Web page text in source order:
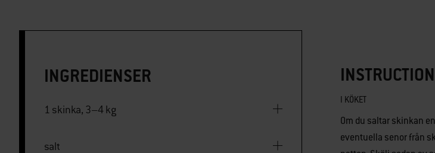
INGREDIENSER
1 skinka, 3–4 kg
salt
I KÖKET
Om du saltar skinkan
eventuella senor från